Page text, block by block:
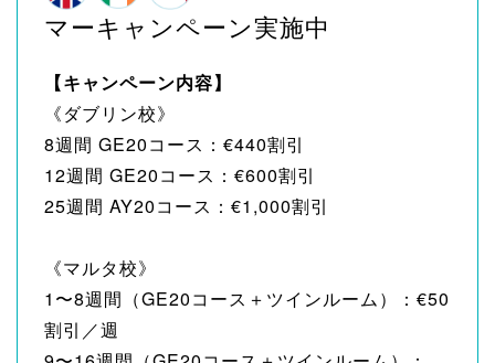
マーキャンペーン実施中
【キャンペーン内容】
《ダブリン校》
8週間 GE20コース：€440割引
12週間 GE20コース：€600割引
25週間 AY20コース：€1,000割引
《マルタ校》
1〜8週間（GE20コース＋ツインルーム）：€50
割引／週